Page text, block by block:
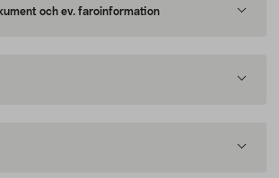
och ev. faroinformation